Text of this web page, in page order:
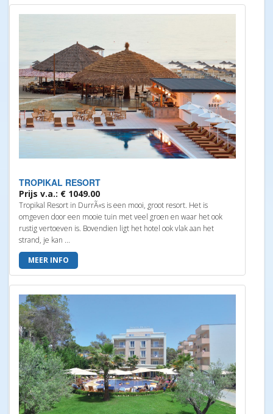
TROPIKAL RESORT
Prijs v.a.: € 1049.00
Tropikal Resort in DurrÃ«s is een mooi, groot resort. Het is
omgeven door een mooie tuin met veel groen en waar het ook
rustig vertoeven is. Bovendien ligt het hotel ook vlak aan het
strand, je kan ...
MEER INFO